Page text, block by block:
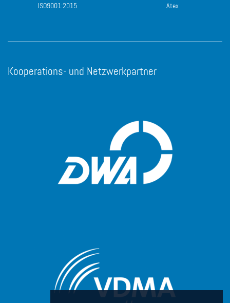
ISO9001:2015 Atex
Kooperations- und Netzwerkpartner